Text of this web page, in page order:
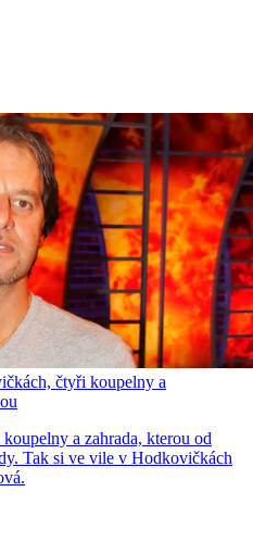
čtyři koupelny a
a zahrada, kterou od
Tak si ve vile v Hodkovičkách